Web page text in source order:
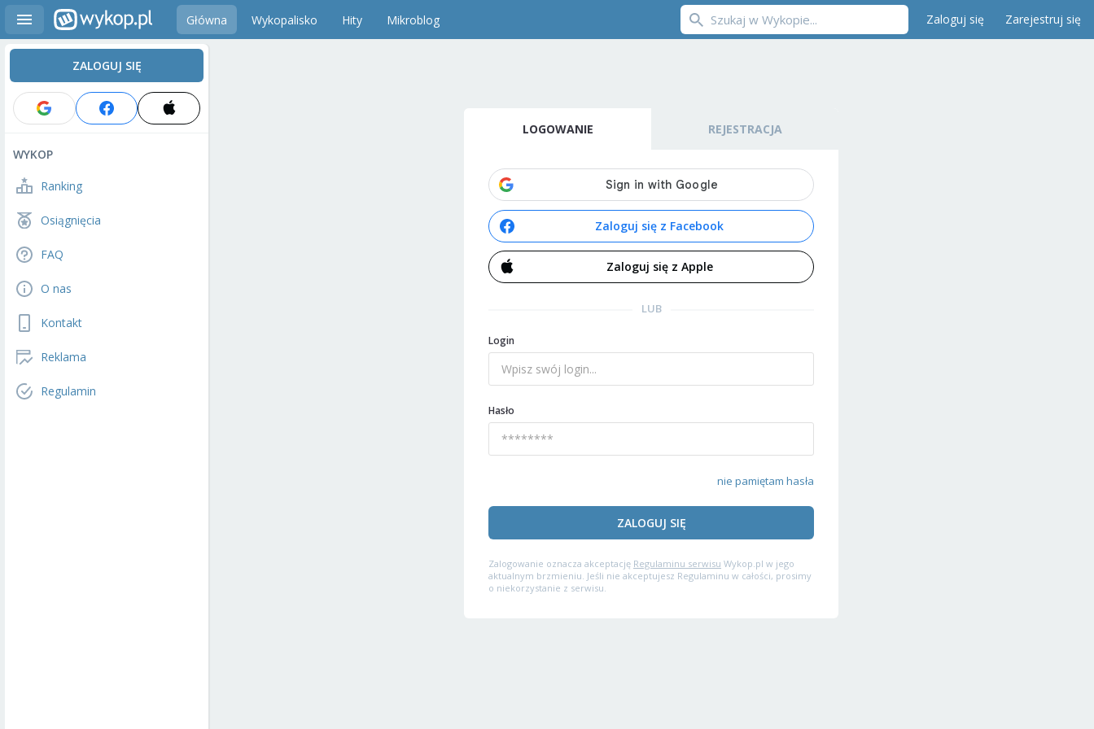
Główna Wykopalisko Hity Mikroblog Zaloguj się Zarejestruj się
ZALOGUJ SIĘ
WYKOP
Ranking
Osiągnięcia
FAQ
O nas
Kontakt
Reklama
Regulamin
LOGOWANIE REJESTRACJA
Zaloguj się z Facebook
Zaloguj się z Apple
LUB
Login
Hasło
nie pamiętam hasła
ZALOGUJ SIĘ
Zalogowanie oznacza akceptację Regulaminu serwisu Wykop.pl w jego
aktualnym brzmieniu. Jeśli nie akceptujesz Regulaminu w całości, prosimy
o niekorzystanie z serwisu.